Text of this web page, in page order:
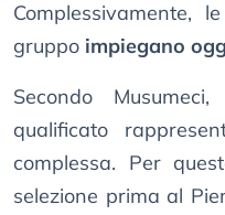
Complessivamente,
gruppo impiegano
Secondo
qualificato
complessa. Per
selezione prima al